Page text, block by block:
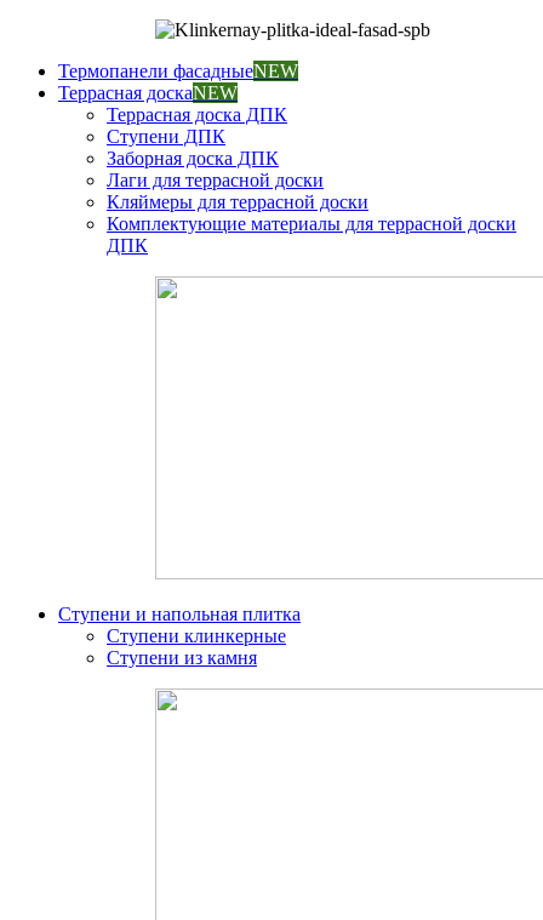
Термопанели фасадныеNEW
Террасная доскаNEW
Террасная доска ДПК
Ступени ДПК
Заборная доска ДПК
Лаги для террасной доски
Кляймеры для террасной доски
Комплектующие материалы для террасной доски
ДПК
Ступени и напольная плитка
Ступени клинкерные
Ступени из камня